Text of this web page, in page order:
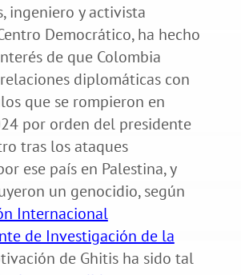
ingeniero y activista
Democrático, ha hecho
de que Colombia
diplomáticas con
que se rompieron en
por orden del presidente
tras los ataques
ese país en Palestina, y
un genocidio, según
Internacional
de Investigación de la
de Ghitis ha sido tal